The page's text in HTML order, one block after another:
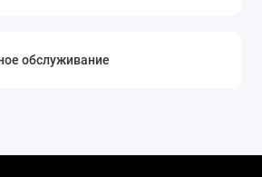
обслуживание